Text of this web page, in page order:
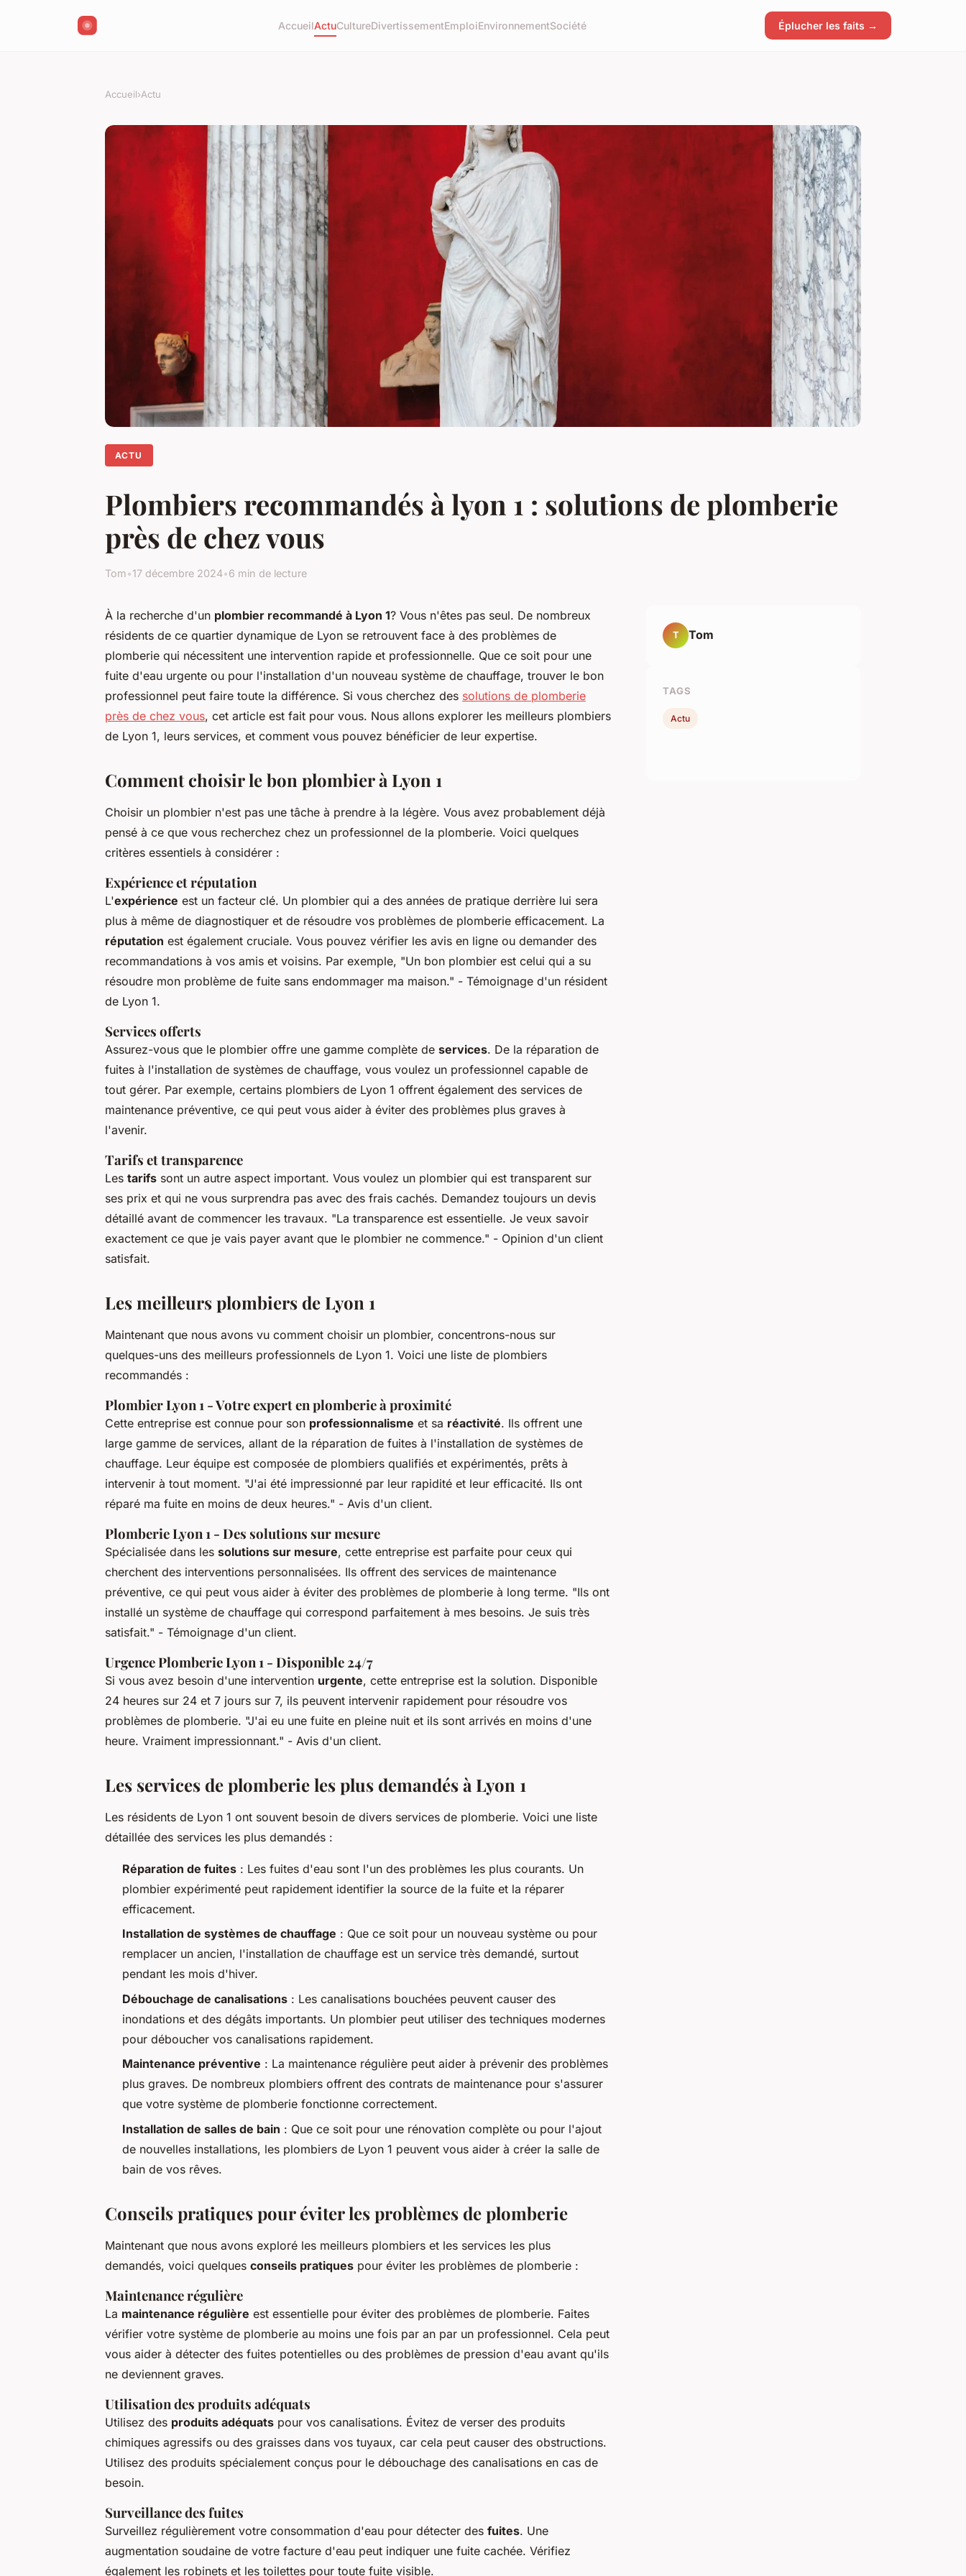
AccueilActuCultureDivertissementEmploiEnvironnementSociété Éplucher les faits →
Accueil›Actu
ACTU
Plombiers recommandés à lyon 1 : solutions de plomberie
près de chez vous
Tom•17 décembre 2024•6 min de lecture
À la recherche d'un plombier recommandé à Lyon 1? Vous n'êtes pas seul. De nombreux
résidents de ce quartier dynamique de Lyon se retrouvent face à des problèmes de
plomberie qui nécessitent une intervention rapide et professionnelle. Que ce soit pour une
fuite d'eau urgente ou pour l'installation d'un nouveau système de chauffage, trouver le bon
professionnel peut faire toute la différence. Si vous cherchez des solutions de plomberie
près de chez vous, cet article est fait pour vous. Nous allons explorer les meilleurs plombiers
de Lyon 1, leurs services, et comment vous pouvez bénéficier de leur expertise.
Comment choisir le bon plombier à Lyon 1
Choisir un plombier n'est pas une tâche à prendre à la légère. Vous avez probablement déjà
pensé à ce que vous recherchez chez un professionnel de la plomberie. Voici quelques
critères essentiels à considérer :
Expérience et réputation
L'expérience est un facteur clé. Un plombier qui a des années de pratique derrière lui sera
plus à même de diagnostiquer et de résoudre vos problèmes de plomberie efficacement. La
réputation est également cruciale. Vous pouvez vérifier les avis en ligne ou demander des
recommandations à vos amis et voisins. Par exemple, "Un bon plombier est celui qui a su
résoudre mon problème de fuite sans endommager ma maison." - Témoignage d'un résident
de Lyon 1.
Services offerts
Assurez-vous que le plombier offre une gamme complète de services. De la réparation de
fuites à l'installation de systèmes de chauffage, vous voulez un professionnel capable de
tout gérer. Par exemple, certains plombiers de Lyon 1 offrent également des services de
maintenance préventive, ce qui peut vous aider à éviter des problèmes plus graves à
l'avenir.
Tarifs et transparence
Les tarifs sont un autre aspect important. Vous voulez un plombier qui est transparent sur
ses prix et qui ne vous surprendra pas avec des frais cachés. Demandez toujours un devis
détaillé avant de commencer les travaux. "La transparence est essentielle. Je veux savoir
exactement ce que je vais payer avant que le plombier ne commence." - Opinion d'un client
satisfait.
Les meilleurs plombiers de Lyon 1
Maintenant que nous avons vu comment choisir un plombier, concentrons-nous sur
quelques-uns des meilleurs professionnels de Lyon 1. Voici une liste de plombiers
recommandés :
Plombier Lyon 1 - Votre expert en plomberie à proximité
Cette entreprise est connue pour son professionnalisme et sa réactivité. Ils offrent une
large gamme de services, allant de la réparation de fuites à l'installation de systèmes de
chauffage. Leur équipe est composée de plombiers qualifiés et expérimentés, prêts à
intervenir à tout moment. "J'ai été impressionné par leur rapidité et leur efficacité. Ils ont
réparé ma fuite en moins de deux heures." - Avis d'un client.
Plomberie Lyon 1 - Des solutions sur mesure
Spécialisée dans les solutions sur mesure, cette entreprise est parfaite pour ceux qui
cherchent des interventions personnalisées. Ils offrent des services de maintenance
préventive, ce qui peut vous aider à éviter des problèmes de plomberie à long terme. "Ils ont
installé un système de chauffage qui correspond parfaitement à mes besoins. Je suis très
satisfait." - Témoignage d'un client.
Urgence Plomberie Lyon 1 - Disponible 24/7
Si vous avez besoin d'une intervention urgente, cette entreprise est la solution. Disponible
24 heures sur 24 et 7 jours sur 7, ils peuvent intervenir rapidement pour résoudre vos
problèmes de plomberie. "J'ai eu une fuite en pleine nuit et ils sont arrivés en moins d'une
heure. Vraiment impressionnant." - Avis d'un client.
Les services de plomberie les plus demandés à Lyon 1
Les résidents de Lyon 1 ont souvent besoin de divers services de plomberie. Voici une liste
détaillée des services les plus demandés :
Réparation de fuites : Les fuites d'eau sont l'un des problèmes les plus courants. Un
plombier expérimenté peut rapidement identifier la source de la fuite et la réparer
efficacement.
Installation de systèmes de chauffage : Que ce soit pour un nouveau système ou pour
remplacer un ancien, l'installation de chauffage est un service très demandé, surtout
pendant les mois d'hiver.
Débouchage de canalisations : Les canalisations bouchées peuvent causer des
inondations et des dégâts importants. Un plombier peut utiliser des techniques modernes
pour déboucher vos canalisations rapidement.
Maintenance préventive : La maintenance régulière peut aider à prévenir des problèmes
plus graves. De nombreux plombiers offrent des contrats de maintenance pour s'assurer
que votre système de plomberie fonctionne correctement.
Installation de salles de bain : Que ce soit pour une rénovation complète ou pour l'ajout
de nouvelles installations, les plombiers de Lyon 1 peuvent vous aider à créer la salle de
bain de vos rêves.
Conseils pratiques pour éviter les problèmes de plomberie
Maintenant que nous avons exploré les meilleurs plombiers et les services les plus
demandés, voici quelques conseils pratiques pour éviter les problèmes de plomberie :
Maintenance régulière
La maintenance régulière est essentielle pour éviter des problèmes de plomberie. Faites
vérifier votre système de plomberie au moins une fois par an par un professionnel. Cela peut
vous aider à détecter des fuites potentielles ou des problèmes de pression d'eau avant qu'ils
ne deviennent graves.
Utilisation des produits adéquats
Utilisez des produits adéquats pour vos canalisations. Évitez de verser des produits
chimiques agressifs ou des graisses dans vos tuyaux, car cela peut causer des obstructions.
Utilisez des produits spécialement conçus pour le débouchage des canalisations en cas de
besoin.
Surveillance des fuites
Surveillez régulièrement votre consommation d'eau pour détecter des fuites. Une
augmentation soudaine de votre facture d'eau peut indiquer une fuite cachée. Vérifiez
également les robinets et les toilettes pour toute fuite visible.
T Tom
TAGS
Actu